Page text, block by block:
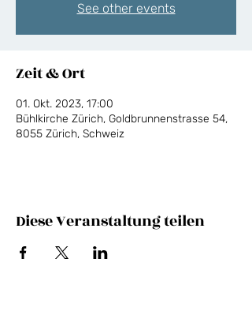
See other events
Zeit & Ort
01. Okt. 2023, 17:00
Bühlkirche Zürich, Goldbrunnenstrasse 54,
8055 Zürich, Schweiz
Diese Veranstaltung teilen